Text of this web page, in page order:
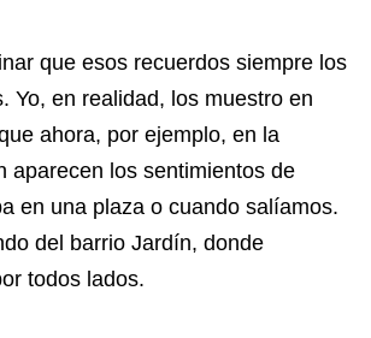
que esos recuerdos siempre los
Yo, en realidad, los muestro en
ahora, por ejemplo, en la
aparecen los sentimientos de
en una plaza o cuando salíamos.
del barrio Jardín, donde
todos lados.